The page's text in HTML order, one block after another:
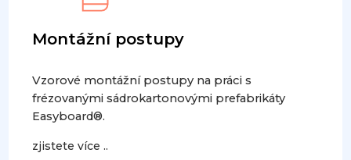
Montážní postupy
Vzorové montážní postupy na práci s
frézovanými sádrokartonovými prefabrikáty
Easyboard®.
zjistete více ..